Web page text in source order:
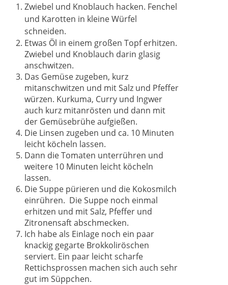
Zwiebel und Knoblauch hacken. Fenchel
und Karotten in kleine Würfel
schneiden.
Etwas Öl in einem großen Topf erhitzen.
Zwiebel und Knoblauch darin glasig
anschwitzen.
Das Gemüse zugeben, kurz
mitanschwitzen und mit Salz und Pfeffer
würzen. Kurkuma, Curry und Ingwer
auch kurz mitanrösten und dann mit
der Gemüsebrühe aufgießen.
Die Linsen zugeben und ca. 10 Minuten
leicht köcheln lassen.
Dann die Tomaten unterrühren und
weitere 10 Minuten leicht köcheln
lassen.
Die Suppe pürieren und die Kokosmilch
einrühren. Die Suppe noch einmal
erhitzen und mit Salz, Pfeffer und
Zitronensaft abschmecken.
Ich habe als Einlage noch ein paar
knackig gegarte Brokkoliröschen
serviert. Ein paar leicht scharfe
Rettichsprossen machen sich auch sehr
gut im Süppchen.